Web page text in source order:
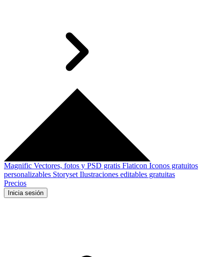
Magnific Vectores, fotos y PSD gratis Flaticon Iconos gratuitos
personalizables Storyset Ilustraciones editables gratuitas
Precios
Inicia sesión